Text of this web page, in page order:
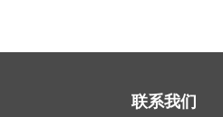
联系我们